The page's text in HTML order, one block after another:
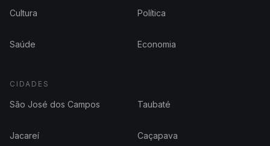
Cultura Política
Saúde Economia
CIDADES
São José dos Campos Taubaté
Jacareí Caçapava